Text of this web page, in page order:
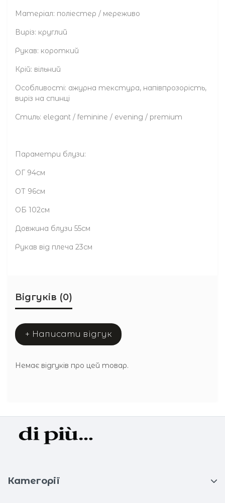
Матеріал: поліестер / мереживо
Виріз: круглий
Рукав: короткий
Крій: вільний
Особливості: ажурна текстура, напівпрозорість,
виріз на спинці
Стиль: elegant / feminine / evening / premium
Параметри блузи:
ОГ 94см
ОТ 96см
ОБ 102см
Довжина блузи 55см
Рукав від плеча 23см
Відгуків (0)
+ Написати відгук
Немає відгуків про цей товар.
Категорії